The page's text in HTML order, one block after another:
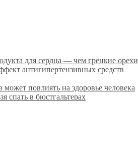
для сердца — чем грецкие орехи
антигипертензивных средств
может повлиять на здоровье человека
спать в бюстгальтерах